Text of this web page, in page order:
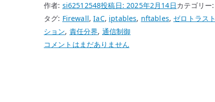
作者: si62512548投稿日:2025年2月14日カテゴリー:
タグ: Firewall,IaC, iptables, nftables, ゼロトラスト
ション, 責任分界, 通信制御
マ
コメントはまだありません